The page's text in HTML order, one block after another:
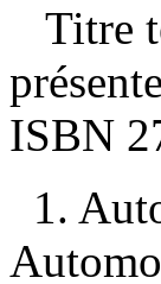
Titre
ISBN
1.